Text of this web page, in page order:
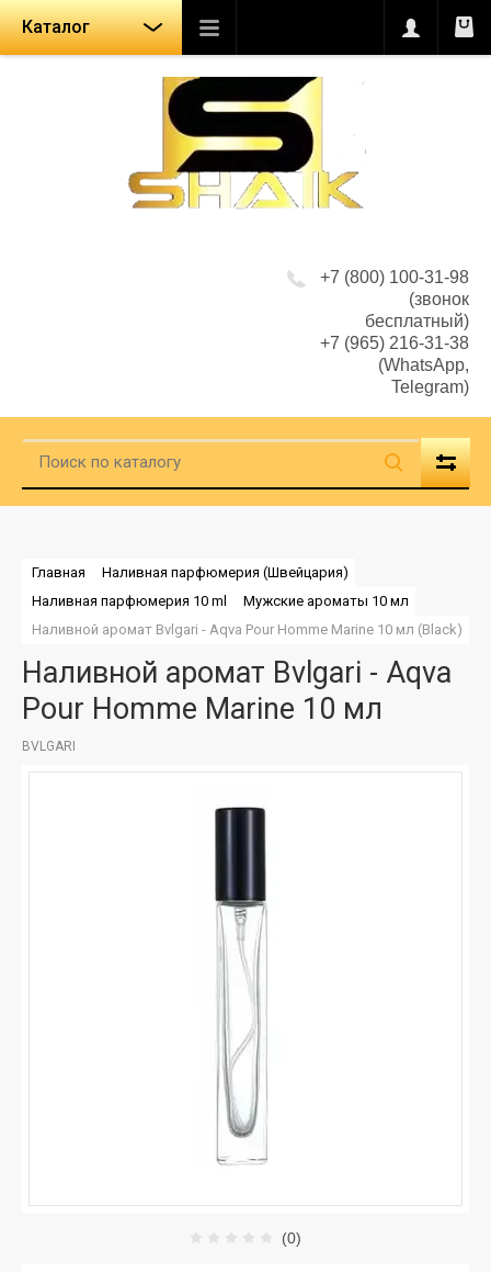
Каталог
+7 (800) 100-31-98
(звонок
бесплатный)
+7 (965) 216-31-38
(WhatsApp,
Telegram)
Главная
Наливная парфюмерия (Швейцария)
Наливная парфюмерия 10 ml
Мужские ароматы 10 мл
Наливной аромат Bvlgari - Aqva Pour Homme Marine 10 мл (Black)
Наливной аромат Bvlgari - Aqva
Pour Homme Marine 10 мл
BVLGARI
(0)